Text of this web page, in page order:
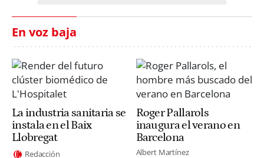
En voz baja
La industria sanitaria se
instala en el Baix
Llobregat
Redacción
Roger Pallarols
inaugura el verano en
Barcelona
Albert Martínez